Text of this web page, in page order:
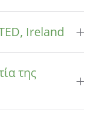
Ireland
της